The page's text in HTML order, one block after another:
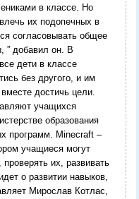
в классе. Но
их подопечных в
согласовывать общее
” добавил он. В
дети в классе
без другого, и им
достичь цели.
учащихся
образования
программ. Minecraft –
учащиеся могут
их, развивать
о развитии навыков,
Мирослав Котлас,